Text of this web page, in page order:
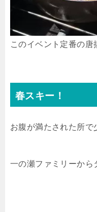
このイベント定番の唐
春スキー！
お腹が満たされた所で
一の瀬ファミリーから